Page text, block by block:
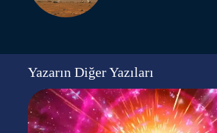
Yazarın Diğer Yazıları